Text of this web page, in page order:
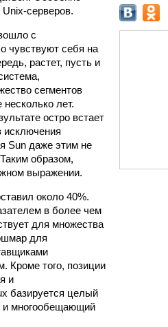
серверов.
с
чувствуют себя на
растет, пусть и
сегментов
лет.
остро встает
исключения
Sun даже этим не
образом,
выражении.
около 40%.
в более чем
для множества
для
Кроме того, позиции
и
базируется целый
и многообещающий